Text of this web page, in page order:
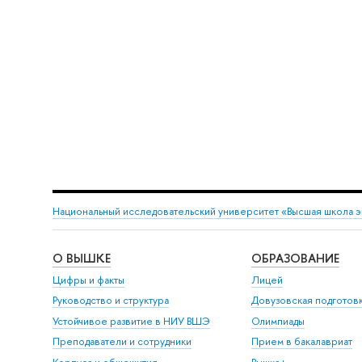
Национальный исследовательский университет «Высшая школа
О ВЫШКЕ
Цифры и факты
Руководство и структура
Устойчивое развитие в НИУ ВШЭ
Преподаватели и сотрудники
ОБРАЗОВАНИЕ
Лицей
Довузовская
Олимпиады
Прием в бакалавриат